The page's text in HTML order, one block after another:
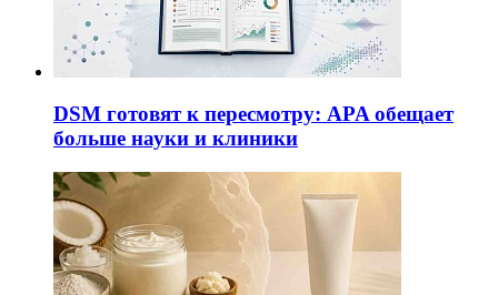
DSM готовят к пересмотру: APA обещает
больше науки и клиники